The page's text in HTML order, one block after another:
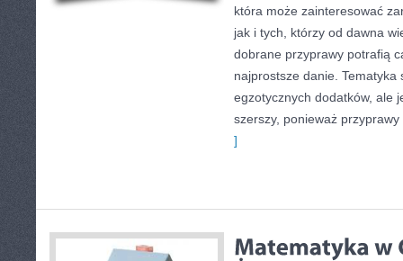
która może zainteresować
jak i tych, którzy od dawna
dobrane przyprawy potrafią
najprostsze danie. Tematyka
egzotycznych dodatków, ale
szerszy, ponieważ
]